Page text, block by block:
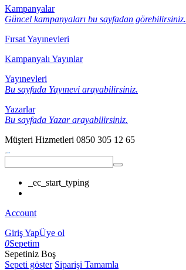
Kampanyalar
Güncel kampanyaları bu sayfadan görebilirsiniz.
Fırsat Yayınevleri
Kampanyalı Yayınlar
Yayınevleri
Bu sayfada Yayınevi arayabilirsiniz.
Yazarlar
Bu sayfada Yazar arayabilirsiniz.
Müşteri Hizmetleri 0850 305 12 65
_ec_start_typing
Account
Giriş YapÜye ol
0Sepetim
Sepetiniz Boş
Sepeti göster Siparişi Tamamla